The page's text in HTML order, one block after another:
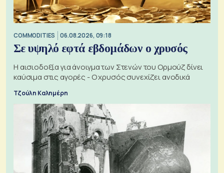
COMMODITIES 06.08.2026, 09:18
Σε υψηλό εφτά εβδομάδων ο χρυσός
Η αισιοδοξία για άνοιγμα των Στενών του Ορμούζ δίνει
καύσιμα στις αγορές - Ο χρυσός συνεχίζει ανοδικά
Τζούλη Καλημέρη